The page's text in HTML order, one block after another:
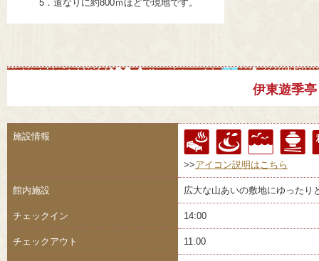
5．道なりに約800ｍほどで現地です。
伊東遊季
施設情報
>>アイコン説明はこちら
館内施設 広大な山あいの敷地にゆったり
チェックイン 14:00
チェックアウト 11:00